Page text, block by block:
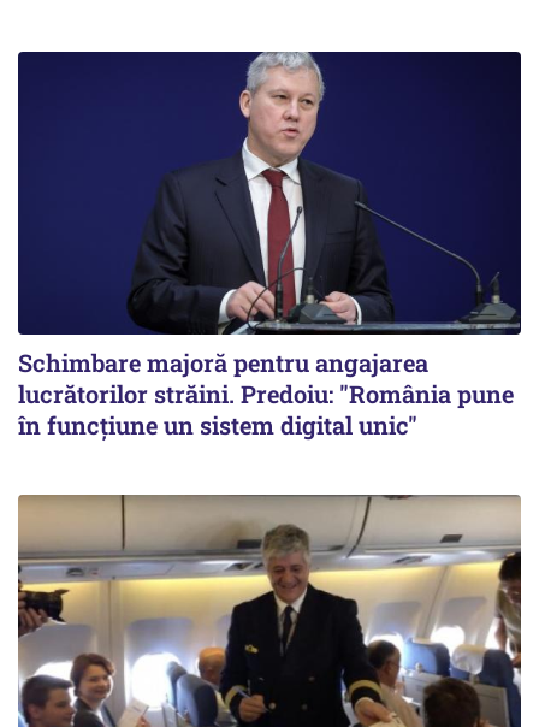
Schimbare majoră pentru angajarea
lucrătorilor străini. Predoiu: "România pune
în funcțiune un sistem digital unic"